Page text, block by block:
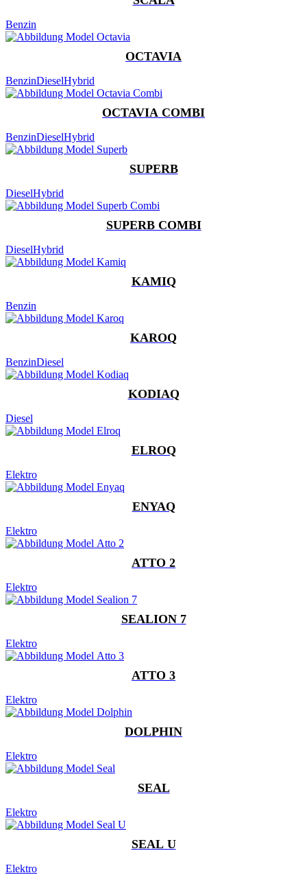
Benzin
OCTAVIA
BenzinDieselHybrid
OCTAVIA COMBI
BenzinDieselHybrid
SUPERB
DieselHybrid
SUPERB COMBI
DieselHybrid
KAMIQ
Benzin
KAROQ
BenzinDiesel
KODIAQ
Diesel
ELROQ
Elektro
ENYAQ
Elektro
ATTO 2
Elektro
SEALION 7
Elektro
ATTO 3
Elektro
DOLPHIN
Elektro
SEAL
Elektro
SEAL U
Elektro